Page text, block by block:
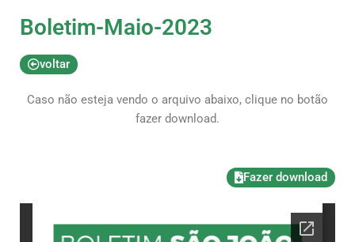
Boletim-Maio-2023
voltar
Caso não esteja vendo o arquivo abaixo, clique no botão
fazer download.
Fazer download